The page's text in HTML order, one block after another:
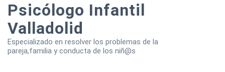
Psicólogo Infantil
Valladolid
Especializado en resolver los problemas de la
pareja,familia y conducta de los niñ@s